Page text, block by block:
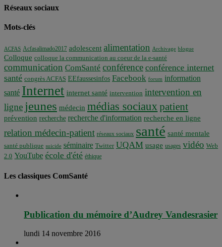
Réseaux sociaux
Mots-clés
ACFAS Acfasalimado2017 adolescent alimentation Archivage blogue
Colloque colloque la communication au coeur de la e-santé
communication ComSanté conférence conférence internet
santé congrès ACFAS EEfaussesinfos Facebook forum information
santé Internet internet santé intervention intervention en
ligne jeunes médecin médias sociaux patient
prévention recherche recherche d'information recherche en ligne
relation médecin-patient réseaux sociaux santé santé mentale
santé publique suicide séminaire Twitter UQAM usage usages vidéo Web
2.0 YouTube école d'été éthique
Les classiques ComSanté
Publication du mémoire d’Audrey Vandesrasier
lundi 14 novembre 2016